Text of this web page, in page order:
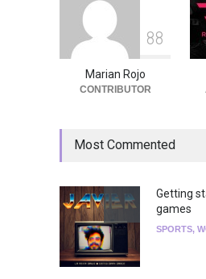
88
Marian Rojo
CONTRIBUTOR
Most Commented
Getting
games
SPORTS,